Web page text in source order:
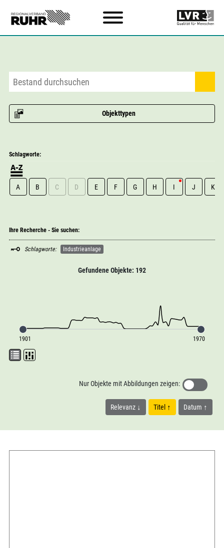
Objekttypen
Gefundene Objekte: 192
1901 1970
Relevanz Titel Datum
Nur Objekte mit Abbildungen zeigen:
Schlagworte:
A B C D E F G H I J K
Ihre Recherche - Sie suchen:
Schlagworte: Industrieanlage